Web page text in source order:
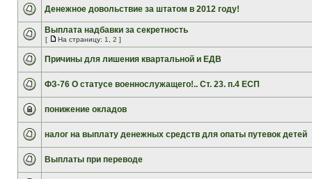
Денежное довольствие за штатом в 2012 году!
Выплата надбавки за секретность
[ На страницу: 1 2 ]
Причины для лишения квартальной и ЕДВ
ФЗ-76 О статусе военнослужащего!.. Ст. 23. п.4 ЕСП
понижение окладов
налог на выплату денежных средств для опаты путевок детей
Выплаты при переводе